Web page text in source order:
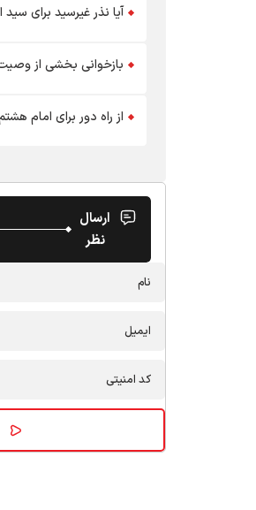
آیا نذر غیرسید برای
بازخوانی بخشی از
از راه دور برای امام
ارسال
نظر